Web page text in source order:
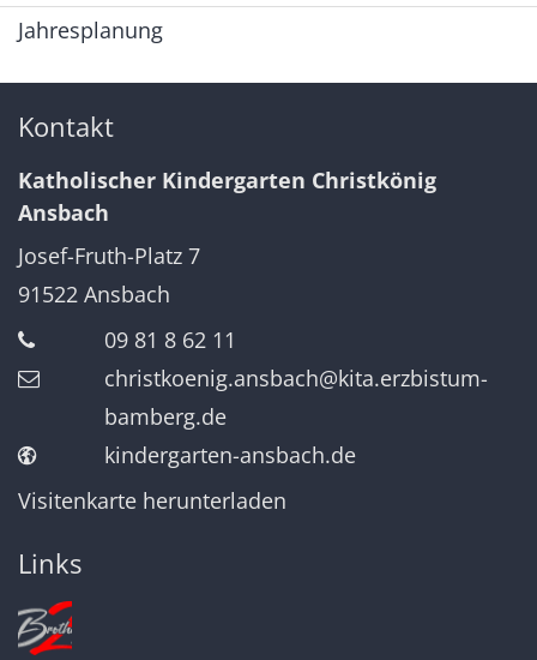
Jahresplanung
Kontakt
Katholischer Kindergarten Christkönig
Ansbach
Josef-Fruth-Platz 7
91522 Ansbach
09 81 8 62 11
christkoenig.ansbach@kita.erzbistum-
bamberg.de
kindergarten-ansbach.de
Visitenkarte herunterladen
Links